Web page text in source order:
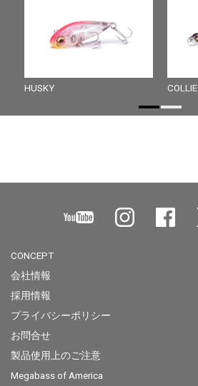
HUSKY COLLIE
CONCEPT
会社情報
採用情報
プライバシーポリシー
お問合せ
製品使用上のご注意
Megabass of America